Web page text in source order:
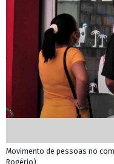
Movimento de pessoas no
Rogério)